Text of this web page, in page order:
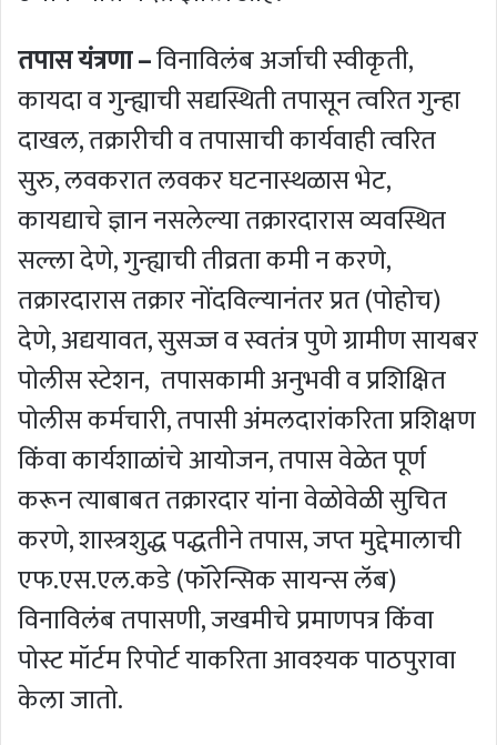
तपास यंत्रणा –विनाविलंब अर्जाची स्‍वीकृती,
कायदा व गुन्ह्याची सद्यस्थिती तपासून त्वरित गुन्हा
दाखल, तक्रारीची व तपासाची कार्यवाही त्वरित
सुरु, लवकरात लवकर घटनास्थळास भेट,
कायद्याचे ज्ञान नसलेल्या तक्रारदारास व्यवस्थित
सल्ला देणे, गुन्ह्याची तीव्रता कमी न करणे,
तक्रारदारास तक्रार नोंदविल्‍यानंतर प्रत (पोहोच)
देणे, अद्ययावत, सुसज्ज व स्वतंत्र पुणे ग्रामीण सायबर
पोलीस स्टेशन, तपासकामी अनुभवी व प्रशिक्षित
पोलीस कर्मचारी, तपासी अंमलदारांकरिता प्रशिक्षण
किंवा कार्यशाळांचे आयोजन, तपास वेळेत पूर्ण
करून त्याबाबत तक्रारदार यांना वेळोवेळी सुचित
करणे, शास्त्रशुद्ध पद्धतीने तपास, जप्त मुद्देमालाची
एफ.एस.एल.कडे (फॉरेन्सिक सायन्‍स लॅब)
विनाविलंब तपासणी, जखमीचे प्रमाणपत्र किंवा
पोस्ट मॉर्टम रिपोर्ट याकरिता आवश्यक पाठपुरावा
केला जातो.